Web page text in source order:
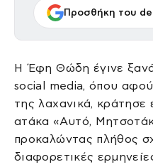
Προσθήκη του
Η Έφη Θώδη έγινε
social media, όπου
της λαχανικά, κράτησε
ατάκα «Αυτό,
προκαλώντας πλήθος
διαφορετικές